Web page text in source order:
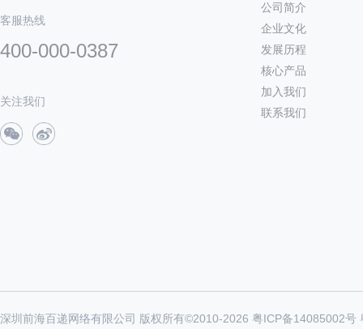
客服热线
400-000-0387
关注我们
公司简介
企业文化
发展历程
核心产品
加入我们
联系我们
深圳前海百递网络有限公司 版权所有©2010-2026 粤ICP备14085002号